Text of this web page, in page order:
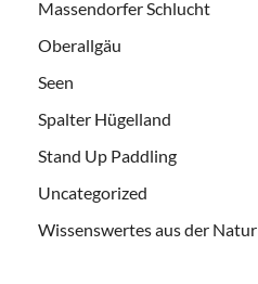
Massendorfer Schlucht
Oberallgäu
Seen
Spalter Hügelland
Stand Up Paddling
Uncategorized
Wissenswertes aus der Natur